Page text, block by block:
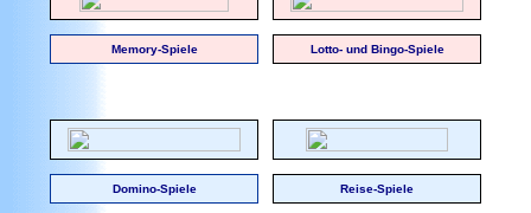
Memory-Spiele Lotto- und Bingo-Spiele
Domino-Spiele Reise-Spiele